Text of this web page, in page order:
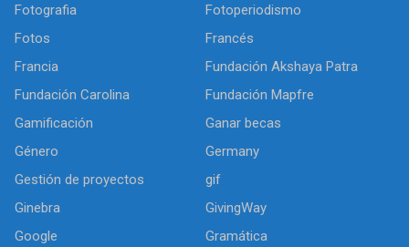
Fotografia
Fotoperiodismo
Fotos
Francés
Francia
Fundación Akshaya Patra
Fundación Carolina
Fundación Mapfre
Gamificación
Ganar becas
Género
Germany
Gestión de proyectos
gif
Ginebra
GivingWay
Google
Gramática